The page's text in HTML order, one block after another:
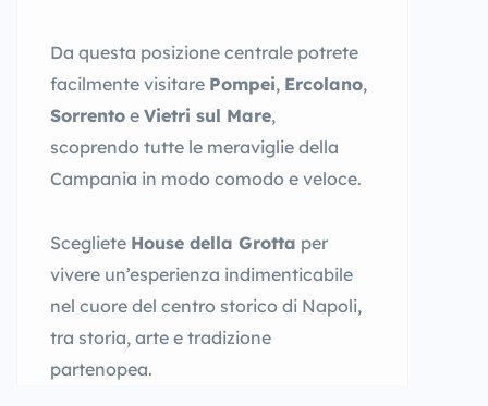
Da questa posizione centrale potrete
facilmente visitare Pompei, Ercolano,
Sorrento e Vietri sul Mare,
scoprendo tutte le meraviglie della
Campania in modo comodo e veloce.
Scegliete House della Grotta per
vivere un’esperienza indimenticabile
nel cuore del centro storico di Napoli,
tra storia, arte e tradizione
partenopea.